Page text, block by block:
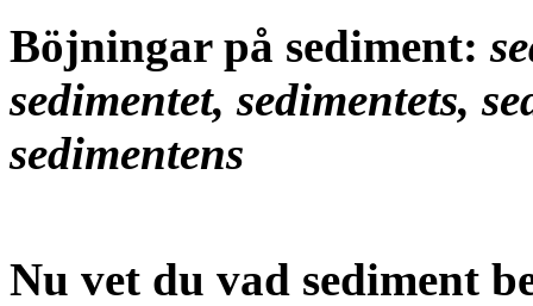
Böjningar på sediment:
sedimentet, sedimentets,
sedimentens
Nu vet du vad sediment